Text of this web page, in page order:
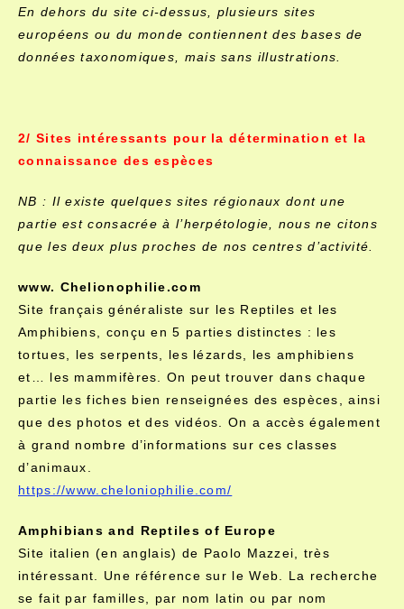
En dehors du site ci-dessus, plusieurs sites
européens ou du monde contiennent des bases de
données taxonomiques, mais sans illustrations.
2/ Sites intéressants pour la détermination et la
connaissance des espèces
NB : Il existe quelques sites régionaux dont une
partie est consacrée à l’herpétologie, nous ne citons
que les deux plus proches de nos centres d’activité.
www. Chelionophilie.com
Site français généraliste sur les Reptiles et les
Amphibiens, conçu en 5 parties distinctes : les
tortues, les serpents, les lézards, les amphibiens
et… les mammifères. On peut trouver dans chaque
partie les fiches bien renseignées des espèces, ainsi
que des photos et des vidéos. On a accès également
à grand nombre d’informations sur ces classes
d’animaux.
https://www.cheloniophilie.com/
Amphibians and Reptiles of Europe
Site italien (en anglais) de Paolo Mazzei, très
intéressant. Une référence sur le Web. La recherche
se fait par familles, par nom latin ou par nom